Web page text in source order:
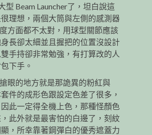
型 Beam Launcher了，坦白說這
理想，兩個大筒與左側的感測器
方面都不太對，用球型關節應該
長卻太細並且握把的位置沒設計
手持卻非常勉強，有打算改的人
下手。
眼的地方就是那詭異的粉紅與
件的成形色跟設定色差了很多，
此一定得全機上色，那種怪顏色
此外就是最害怕的白邊了，刻紋
，所幸靠著鋼彈白的優秀遮蓋力